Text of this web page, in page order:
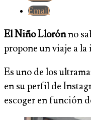
Email
El Niño Llorónno
propone un viaje a
Es uno de los
en su perfil de
escoger en función